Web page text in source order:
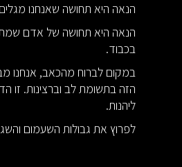
הנאה היא תחושה שאנחנו
הנאה היא תחושה של אדם
בכבוד.
במקום לברוח מהכאב, אנחנו
הזה בתשומת לב וברצינות. זו
ליהנות.
לפרוץ את גבולות השעמום